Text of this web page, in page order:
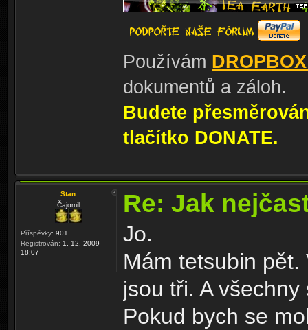
Používám
dokumentů a záloh.
Budete
tlačítko DONATE.
Stan
Čajomil
Příspěvky: 901
Registrován: 1. 12. 2009
18:07
Re: Jak
Jo.
Mám tetsubin
jsou tři. A
Pokud bych se